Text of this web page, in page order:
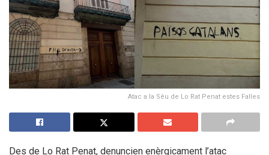
Atac a la Sèu de Lo Rat Penat estes Falles
Des de Lo Rat Penat, denuncien enèrgicament l’atac